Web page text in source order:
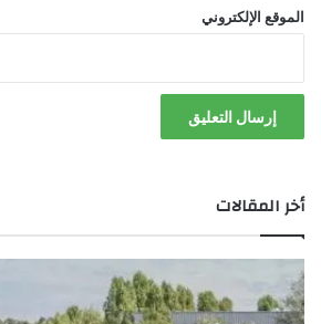
الموقع الإلكتروني
أخر المقالات